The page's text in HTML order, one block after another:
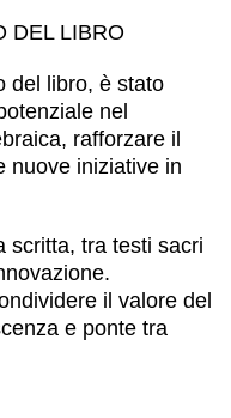
DEL LIBRO
del libro, è stato
nel
rafforzare il
nuove iniziative in
scritta, tra testi sacri
il valore del
e ponte tra